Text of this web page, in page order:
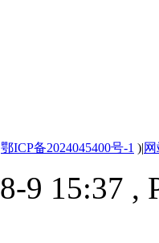
鄂ICP备2024045400号-1 )|
9 15:37 ,